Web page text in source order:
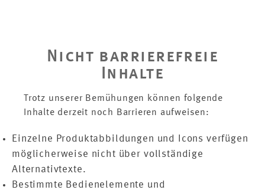
Nicht barrierefreie
Inhalte
Trotz unserer Bemühungen können folgende
Inhalte derzeit noch Barrieren aufweisen:
Einzelne Produktabbildungen und Icons verfügen
möglicherweise nicht über vollständige
Alternativtexte.
Bestimmte Bedienelemente und